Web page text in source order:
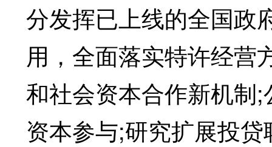
分发挥已上线的全国政
用，全面落实特许经营
和社会资本合作新机制
资本参与;研究扩展投